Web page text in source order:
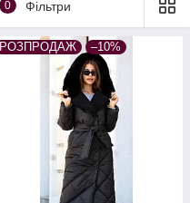
0 Фільтри
РОЗПРОДАЖ –10%